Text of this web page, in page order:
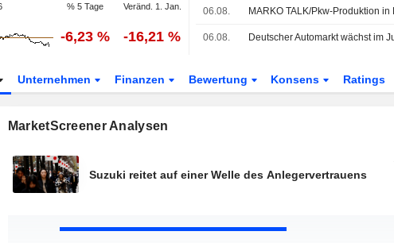
% 5 Tage Veränd. 1. Jan.
-6,23 % -16,21 %
06.08.
06.08.
Unternehmen Finanzen Bewertung Konsens Ratings
MarketScreener Analysen
Suzuki reitet auf einer Welle des Anlegervertrauens